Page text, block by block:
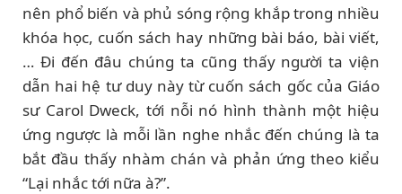
nên phổ biến và phủ sóng rộng khắp trong nhiều
khóa học, cuốn sách hay những bài báo, bài viết,
… Đi đến đâu chúng ta cũng thấy người ta viện
dẫn hai hệ tư duy này từ cuốn sách gốc của Giáo
sư Carol Dweck, tới nỗi nó hình thành một hiệu
ứng ngược là mỗi lần nghe nhắc đến chúng là ta
bắt đầu thấy nhàm chán và phản ứng theo kiểu
“Lại nhắc tới nữa à?”.